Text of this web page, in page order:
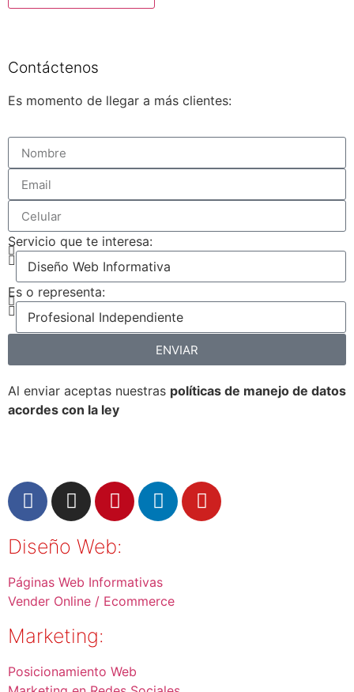
Contáctenos
Es momento de llegar a más clientes:
Servicio que te interesa:
Es o representa:
ENVIAR
Al enviar aceptas nuestras políticas de manejo de datos
acordes con la ley
Diseño Web:
Páginas Web Informativas
Vender Online / Ecommerce
Marketing:
Posicionamiento Web